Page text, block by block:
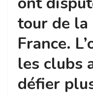
tour de la
France.
les clubs
défier